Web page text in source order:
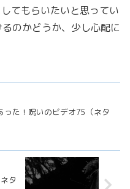
てもらいたいと思ってい
のかどうか、少し心配に
った！呪いのビデオ75（ネタ
タ